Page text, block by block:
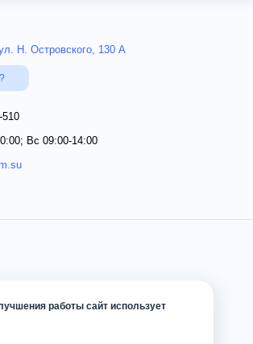
Н. Островского, 130 А
510
Вс 09:00-14:00
работы сайт использует